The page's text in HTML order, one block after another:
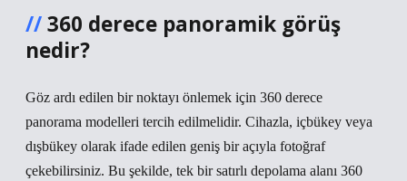
360 derece panoramik görüş
nedir?
Göz ardı edilen bir noktayı önlemek için 360 derece
panorama modelleri tercih edilmelidir. Cihazla, içbükey veya
dışbükey olarak ifade edilen geniş bir açıyla fotoğraf
çekebilirsiniz. Bu şekilde, tek bir satırlı depolama alanı 360